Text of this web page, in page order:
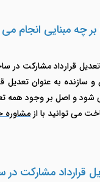
چه مبنایی انجام
قرارداد مشارکت
و سازنده به عنوان
شود و اصل بر وجود
می توانید با از مشاوره
قرارداد مشارکت